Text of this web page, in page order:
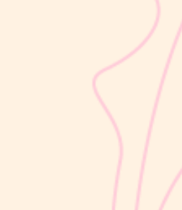
Kehidupan (HPK). Pada tahap ini,
sangat pesat, mulai dari
hingga berinteraksi dengan orang